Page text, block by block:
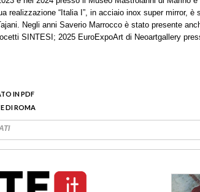
realizzazione “Italia I”, in acciaio inox super mirror, è
Negli anni Saverio Marrocco è stato presente
SINTESI; 2025 EuroExpoArt di Neoartgallery
IN PDF
DI ROMA